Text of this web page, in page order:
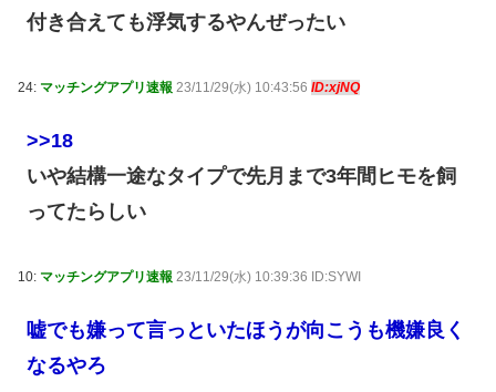
付き合えても浮気するやんぜったい
24: マッチングアプリ速報 23/11/29(水) 10:43:56 ID:xjNQ
>>18
いや結構一途なタイプで先月まで3年間ヒモを飼
ってたらしい
10: マッチングアプリ速報 23/11/29(水) 10:39:36 ID:SYWI
嘘でも嫌って言っといたほうが向こうも機嫌良く
なるやろ